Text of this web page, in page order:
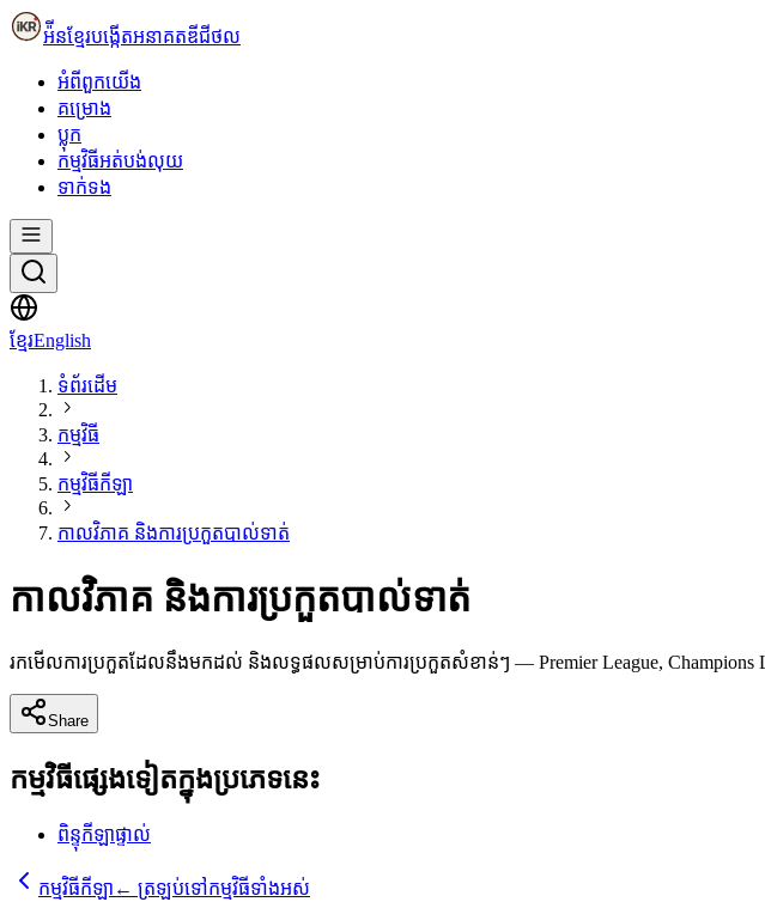
អ៉ីនខ្មែរបង្កើតអនាគតឌីជីថល
អំពី​ពួក​យើង
គម្រោង
ប្លុក
កម្មវិធីអត់បង់លុយ
ទាក់ទង
ខ្មែរEnglish
ទំព័រដើម
កម្មវិធី
កម្មវិធីកីឡា
កាលវិភាគ និងការប្រកួតបាល់ទាត់
កាលវិភាគ និងការប្រកួតបាល់ទាត់
រកមើលការប្រកួតដែលនឹងមកដល់ និងលទ្ធផលសម្រាប់ការប្រកួតសំខាន់ៗ — Premier League, Champions
Share
កម្មវិធីផ្សេងទៀតក្នុងប្រភេទនេះ
ពិន្ទុកីឡាផ្ទាល់
កម្មវិធីកីឡា ← ត្រឡប់ទៅកម្មវិធីទាំងអស់